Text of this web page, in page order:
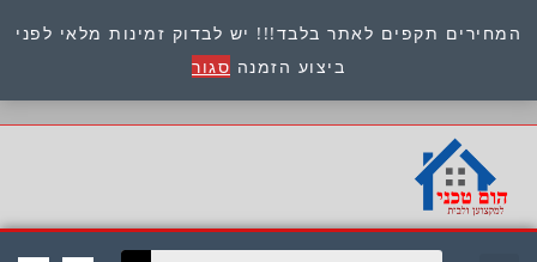
המחירים תקפים לאתר בלבד!!! יש לבדוק זמינות מלאי לפני
ביצוע הזמנה סגור
כתובת : היוזמים 9 אור יהודה שירות לקוחות 054-
8945722